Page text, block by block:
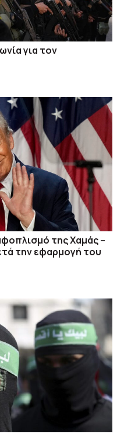
για τον
της Χαμάς –
την εφαρμογή του